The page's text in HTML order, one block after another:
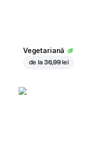
Vegetariană
de la 36,99 lei